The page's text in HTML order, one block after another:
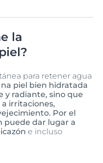
la
para retener agua
piel bien hidratada
y radiante, sino que
irritaciones,
Por el
puede dar lugar a
e incluso